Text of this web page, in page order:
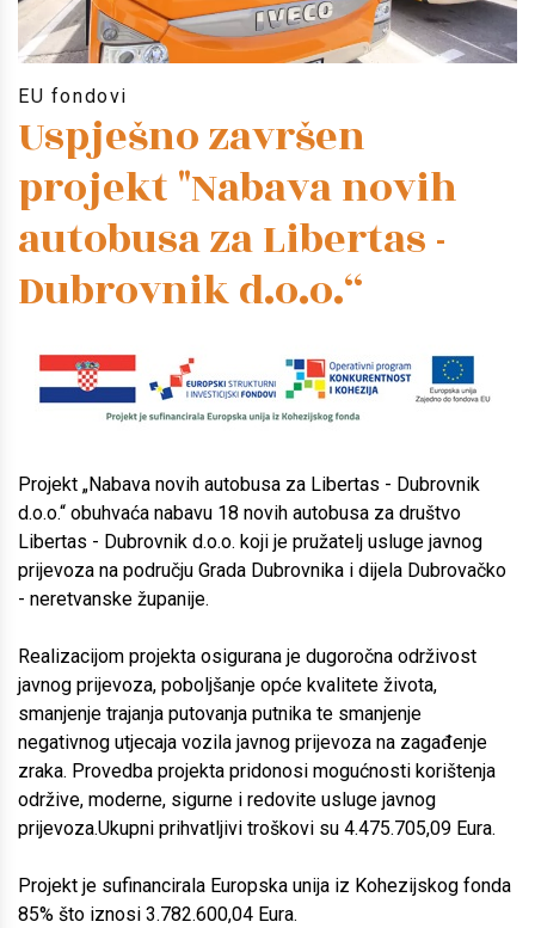
EU fondovi
Uspješno završen
projekt "Nabava novih
autobusa za Libertas -
Dubrovnik d.o.o.“
Projekt „Nabava novih autobusa za Libertas - Dubrovnik
d.o.o.“ obuhvaća nabavu 18 novih autobusa za društvo
Libertas - Dubrovnik d.o.o. koji je pružatelj usluge javnog
prijevoza na području Grada Dubrovnika i dijela Dubrovačko
- neretvanske županije.
Realizacijom projekta osigurana je dugoročna održivost
javnog prijevoza, poboljšanje opće kvalitete života,
smanjenje trajanja putovanja putnika te smanjenje
negativnog utjecaja vozila javnog prijevoza na zagađenje
zraka. Provedba projekta pridonosi mogućnosti korištenja
održive, moderne, sigurne i redovite usluge javnog
prijevoza.Ukupni prihvatljivi troškovi su 4.475.705,09 Eura.
Projekt je sufinancirala Europska unija iz Kohezijskog fonda
85% što iznosi 3.782.600,04 Eura.